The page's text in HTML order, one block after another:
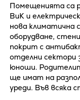
Помещенията са
ВиК и
нова климатична
оборудване,
покрит с
отделни сектори
юноши.
ще имат на
уреди. Във всяка